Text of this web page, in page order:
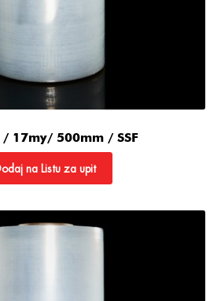
/ 17my/ 500mm / SSF
na Listu za upit